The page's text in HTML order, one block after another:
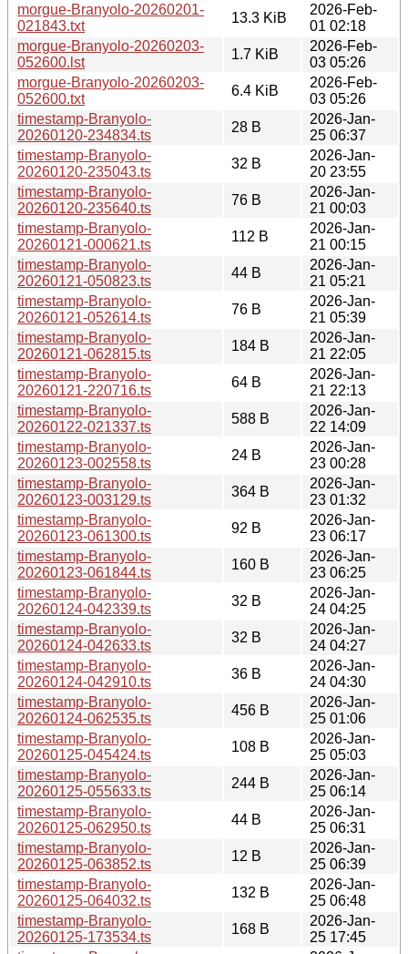
morgue-Branyolo-20260201-
021843.txt
13.3 KiB
2026-Feb-
01 02:18
morgue-Branyolo-20260203-
052600.lst
1.7 KiB
2026-Feb-
03 05:26
morgue-Branyolo-20260203-
052600.txt
6.4 KiB
2026-Feb-
03 05:26
timestamp-Branyolo-
20260120-234834.ts
28 B
2026-Jan-
25 06:37
timestamp-Branyolo-
20260120-235043.ts
32 B
2026-Jan-
20 23:55
timestamp-Branyolo-
20260120-235640.ts
76 B
2026-Jan-
21 00:03
timestamp-Branyolo-
20260121-000621.ts
112 B
2026-Jan-
21 00:15
timestamp-Branyolo-
20260121-050823.ts
44 B
2026-Jan-
21 05:21
timestamp-Branyolo-
20260121-052614.ts
76 B
2026-Jan-
21 05:39
timestamp-Branyolo-
20260121-062815.ts
184 B
2026-Jan-
21 22:05
timestamp-Branyolo-
20260121-220716.ts
64 B
2026-Jan-
21 22:13
timestamp-Branyolo-
20260122-021337.ts
588 B
2026-Jan-
22 14:09
timestamp-Branyolo-
20260123-002558.ts
24 B
2026-Jan-
23 00:28
timestamp-Branyolo-
20260123-003129.ts
364 B
2026-Jan-
23 01:32
timestamp-Branyolo-
20260123-061300.ts
92 B
2026-Jan-
23 06:17
timestamp-Branyolo-
20260123-061844.ts
160 B
2026-Jan-
23 06:25
timestamp-Branyolo-
20260124-042339.ts
32 B
2026-Jan-
24 04:25
timestamp-Branyolo-
20260124-042633.ts
32 B
2026-Jan-
24 04:27
timestamp-Branyolo-
20260124-042910.ts
36 B
2026-Jan-
24 04:30
timestamp-Branyolo-
20260124-062535.ts
456 B
2026-Jan-
25 01:06
timestamp-Branyolo-
20260125-045424.ts
108 B
2026-Jan-
25 05:03
timestamp-Branyolo-
20260125-055633.ts
244 B
2026-Jan-
25 06:14
timestamp-Branyolo-
20260125-062950.ts
44 B
2026-Jan-
25 06:31
timestamp-Branyolo-
20260125-063852.ts
12 B
2026-Jan-
25 06:39
timestamp-Branyolo-
20260125-064032.ts
132 B
2026-Jan-
25 06:48
timestamp-Branyolo-
20260125-173534.ts
168 B
2026-Jan-
25 17:45